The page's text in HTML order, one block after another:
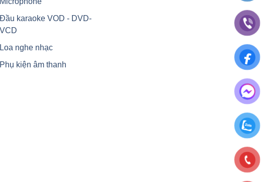
Đầu karaoke VOD - DVD-
VCD
Loa nghe nhạc
Phụ kiện âm thanh